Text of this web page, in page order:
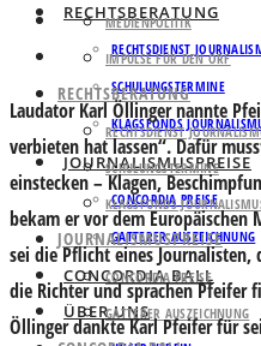
RECHTSBERATUNG
RECHTSDIENST
SCHULUNGSTERMINE
KLAGSFONDS
JOURNALISMUSPREISE
CONCORDIA PREISE
GATTERER AUSZEICHNUNG
CONCORDIA BALL
ÜBER UNS
MEDIENPOLITIK
IMPULSE FÜR DEN ORF
RECHTSBERATUNG
RECHTSDIENST
SCHULUNGSTERMINE
KLAGSFONDS
JOURNALISMUSPREISE
CONCORDIA PREISE
GATTERER AUSZEICHNUNG
Laudator Karl Öllinger nannte
verbieten hat lassen“. Dafür
einstecken – Klagen,
bekam er vor dem Europäischen
sei die Pflicht eines
die Richter und sprachen Pfeifer
Öllinger dankte Karl Pfeifer für